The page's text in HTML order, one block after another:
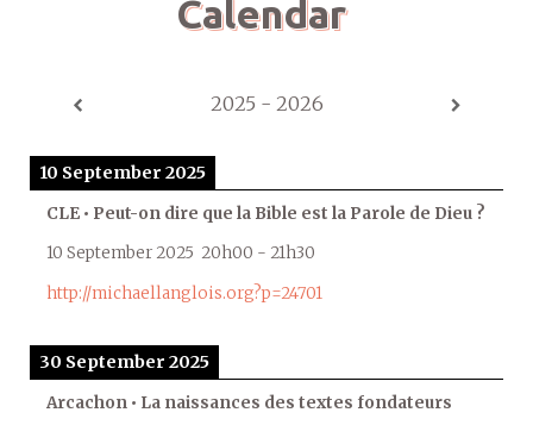
Calendar
2025 - 2026
10 September 2025
CLE • Peut-on dire que la Bible est la Parole de Dieu ?
10 September 2025 20h00 - 21h30
http://michaellanglois.org?p=24701
30 September 2025
Arcachon • La naissances des textes fondateurs